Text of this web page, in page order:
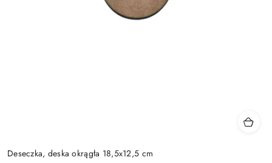
Deseczka, deska okrągła 18,5x12,5 cm